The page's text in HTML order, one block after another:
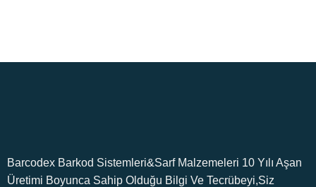
Barcodex Barkod Sistemleri&Sarf Malzemeleri 10 Yılı Aşan
Üretimi Boyunca Sahip Olduğu Bilgi Ve Tecrübeyi,Siz